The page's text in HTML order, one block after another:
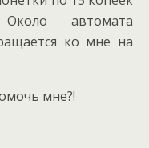
автомата
ко мне на
мне?!